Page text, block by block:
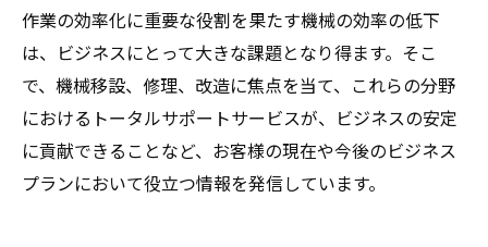
作業の効率化に重要な役割を果たす機械の効率の低下
は、ビジネスにとって大きな課題となり得ます。そこ
で、機械移設、修理、改造に焦点を当て、これらの分野
におけるトータルサポートサービスが、ビジネスの安定
に貢献できることなど、お客様の現在や今後のビジネス
プランにおいて役立つ情報を発信しています。